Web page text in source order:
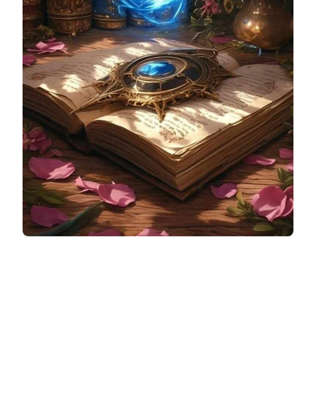
AU
25
JUILLET
2027
:
L’EGO
!